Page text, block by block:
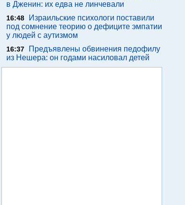
в Дженин: их едва не линчевали
16:48
Израильские психологи поставили
под сомнение теорию о дефиците эмпатии
у людей с аутизмом
16:37
Предъявлены обвинения педофилу
из Нешера: он годами насиловал детей